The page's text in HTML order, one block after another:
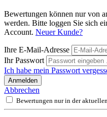
Bewertungen können nur von
werden. Bitte loggen Sie sich
Account. Neuer Kunde?
Ihre E-Mail-Adresse
Ihr Passwort
Ich habe mein Passwort
Anmelden
Abbrechen
Bewertungen nur in der